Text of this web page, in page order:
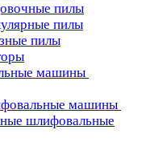
пилы
пилы
пилы
машины
машины
шлифовальные